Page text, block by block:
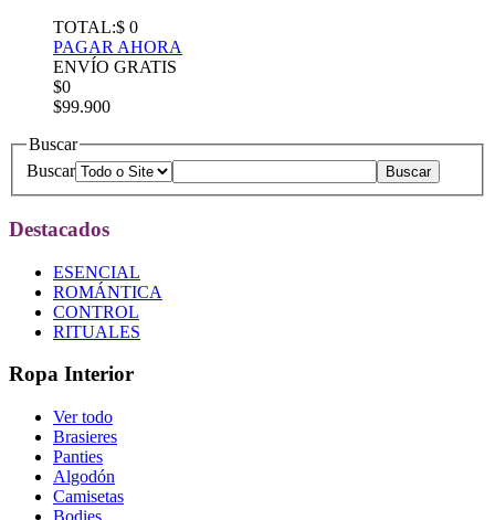
TOTAL:$ 0
PAGAR AHORA
ENVÍO GRATIS
$0
$99.900
Buscar
Buscar
Destacados
ESENCIAL
ROMÁNTICA
CONTROL
RITUALES
Ropa Interior
Ver todo
Brasieres
Panties
Algodón
Camisetas
Bodies